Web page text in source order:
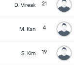
21
D. Vireak
4
M. Kan
19
S. Kim